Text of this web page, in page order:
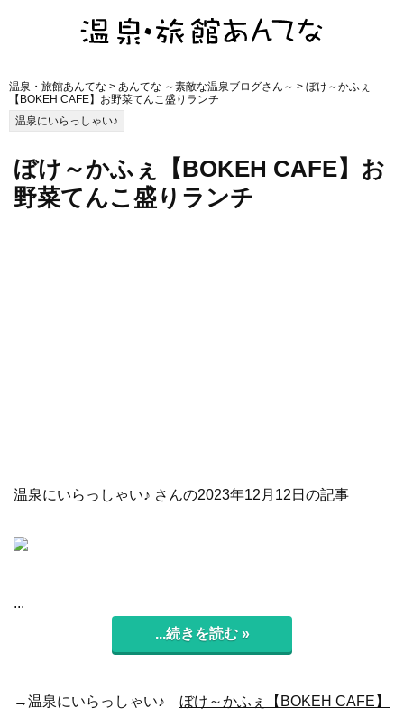
温泉・旅館あんてな > あんてな ～素敵な温泉ブログさん～ > ぼけ～かふぇ
【BOKEH CAFE】お野菜てんこ盛りランチ
温泉にいらっしゃい♪
ぼけ～かふぇ【BOKEH CAFE】お
野菜てんこ盛りランチ
温泉にいらっしゃい♪ さんの2023年12月12日の記事
...
...続きを読む »
→温泉にいらっしゃい♪ ぼけ～かふぇ【BOKEH CAFE】